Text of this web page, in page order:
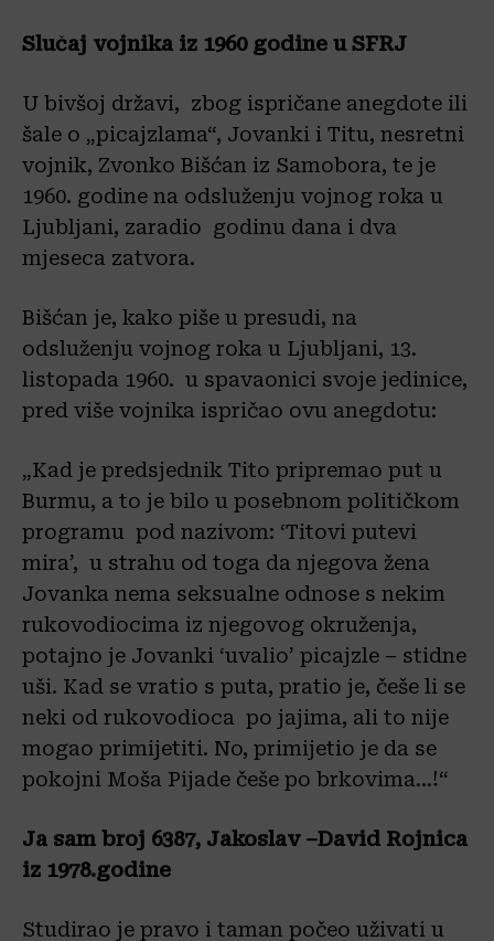
Slučaj vojnika iz 1960 godine u SFRJ
U bivšoj državi, zbog ispričane anegdote ili
šale o „picajzlama“, Jovanki i Titu, nesretni
vojnik, Zvonko Bišćan iz Samobora, te je
1960. godine na odsluženju vojnog roka u
Ljubljani, zaradio godinu dana i dva
mjeseca zatvora.
Bišćan je, kako piše u presudi, na
odsluženju vojnog roka u Ljubljani, 13.
listopada 1960. u spavaonici svoje jedinice,
pred više vojnika ispričao ovu anegdotu:
„Kad je predsjednik Tito pripremao put u
Burmu, a to je bilo u posebnom političkom
programu pod nazivom: ‘Titovi putevi
mira’, u strahu od toga da njegova žena
Jovanka nema seksualne odnose s nekim
rukovodiocima iz njegovog okruženja,
potajno je Jovanki ‘uvalio’ picajzle – stidne
uši. Kad se vratio s puta, pratio je, češe li se
neki od rukovodioca po jajima, ali to nije
mogao primijetiti. No, primijetio je da se
pokojni Moša Pijade češe po brkovima…!“
Ja sam broj 6387, Jakoslav –David Rojnica
iz 1978.godine
Studirao je pravo i taman počeo uživati u